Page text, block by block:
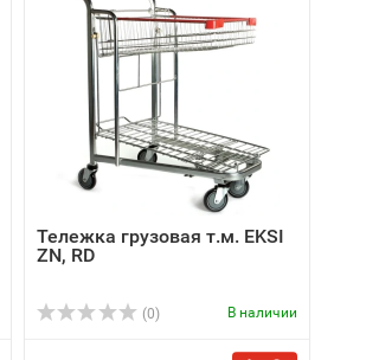
Тележка грузовая т.м. EKSI
ZN, RD
(0) В наличии